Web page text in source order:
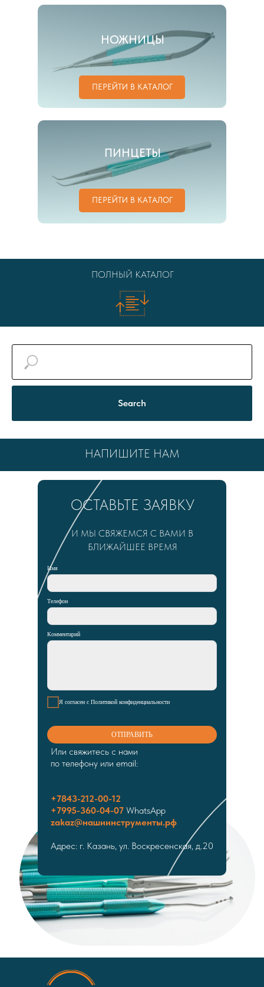
НОЖНИЦЫ
ПИНЦЕТЫ
ПЕРЕЙТИ В КАТАЛОГ
ПЕРЕЙТИ В КАТАЛОГ
ПОЛНЫЙ КАТАЛОГ
Search
НАПИШИТЕ НАМ
ОСТАВЬТЕ ЗАЯВКУ
И МЫ СВЯЖЕМСЯ С ВАМИ В
БЛИЖАЙШЕЕ ВРЕМЯ
Или свяжитесь с нами
по телефону или email:
+7843-212-00-12
+7995-360-04-07 WhatsApp
zakaz@нашиинструменты.рф
Адрес: г. Казань, ул. Воскресенская, д.20
Имя
Телефон
Комментарий
Я согласен с Политикой конфиденциальности
ОТПРАВИТЬ